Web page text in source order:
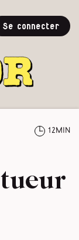
Se connecter
12min